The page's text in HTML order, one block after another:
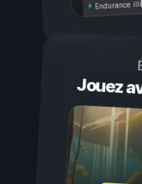
Endurance
Jouez